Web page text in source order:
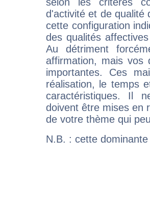
selon les critères
d'activité et de qualité
cette configuration
des qualités
Au détriment
affirmation, mais
importantes. Ces
réalisation, le temps
caractéristiques. Il
doivent être mises en
de votre thème qui
N.B. : cette